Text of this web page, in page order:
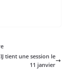
tient une session le
11 janvier